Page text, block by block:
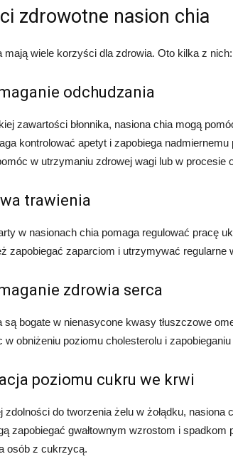
zdrowotne nasion chia
mają wiele korzyści dla zdrowia. Oto kilka z nich:
odchudzania
zawartości błonnika, nasiona chia mogą
kontrolować apetyt i zapobiega
w utrzymaniu zdrowej wagi lub w procesie
trawienia
w nasionach chia pomaga regulować pracę
zapobiegać zaparciom i utrzymywać regularne
zdrowia serca
są bogate w nienasycone kwasy tłuszczowe
w obniżeniu poziomu cholesterolu i
poziomu cukru we krwi
zdolności do tworzenia żelu w żołądku,
zapobiegać gwałtownym wzrostom i
osób z cukrzycą.